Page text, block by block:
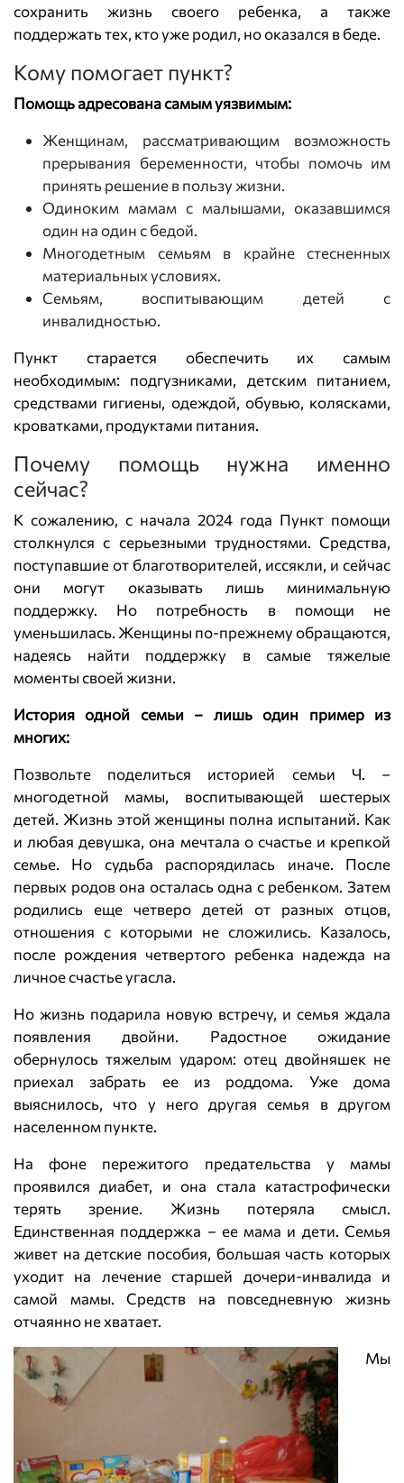
сохранить жизнь своего ребенка, а также
поддержать тех, кто уже родил, но оказался в беде.
Кому помогает пункт?
Помощь адресована самым уязвимым:
Женщинам, рассматривающим возможность
прерывания беременности, чтобы помочь им
принять решение в пользу жизни.
Одиноким мамам с малышами, оказавшимся
один на один с бедой.
Многодетным семьям в крайне стесненных
материальных условиях.
Семьям, воспитывающим детей с
инвалидностью.
Пункт старается обеспечить их самым
необходимым: подгузниками, детским питанием,
средствами гигиены, одеждой, обувью, колясками,
кроватками, продуктами питания.
Почему помощь нужна именно
сейчас?
К сожалению, с начала 2024 года Пункт помощи
столкнулся с серьезными трудностями. Средства,
поступавшие от благотворителей, иссякли, и сейчас
они могут оказывать лишь минимальную
поддержку. Но потребность в помощи не
уменьшилась. Женщины по-прежнему обращаются,
надеясь найти поддержку в самые тяжелые
моменты своей жизни.
История одной семьи – лишь один пример из
многих:
Позвольте поделиться историей семьи Ч. –
многодетной мамы, воспитывающей шестерых
детей. Жизнь этой женщины полна испытаний. Как
и любая девушка, она мечтала о счастье и крепкой
семье. Но судьба распорядилась иначе. После
первых родов она осталась одна с ребенком. Затем
родились еще четверо детей от разных отцов,
отношения с которыми не сложились. Казалось,
после рождения четвертого ребенка надежда на
личное счастье угасла.
Но жизнь подарила новую встречу, и семья ждала
появления двойни. Радостное ожидание
обернулось тяжелым ударом: отец двойняшек не
приехал забрать ее из роддома. Уже дома
выяснилось, что у него другая семья в другом
населенном пункте.
На фоне пережитого предательства у мамы
проявился диабет, и она стала катастрофически
терять зрение. Жизнь потеряла смысл.
Единственная поддержка – ее мама и дети. Семья
живет на детские пособия, большая часть которых
уходит на лечение старшей дочери-инвалида и
самой мамы. Средств на повседневную жизнь
отчаянно не хватает.
Мы